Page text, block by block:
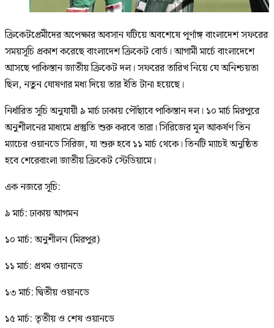
ক্রিকেটপ্রেমীদের অপেক্ষার অবসান ঘটিয়ে অবশেষে পূর্ণাঙ্গ বাংলাদেশ সফরের
সময়সূচি প্রকাশ করেছে বাংলাদেশ ক্রিকেট বোর্ড। আগামী মার্চে বাংলাদেশে
আসছে পাকিস্তান জাতীয় ক্রিকেট দল। সফরের তারিখ নিয়ে যে অনিশ্চয়তা
ছিল, নতুন ঘোষণার মধ্য দিয়ে তার ইতি টানা হয়েছে।
নির্ধারিত সূচি অনুযায়ী ৯ মার্চ ঢাকায় পৌঁছাবে পাকিস্তান দল। ১০ মার্চ মিরপুরে
অনুশীলনের মাধ্যমে প্রস্তুতি শুরু করবে তারা। সিরিজের মূল আকর্ষণ তিন
ম্যাচের ওয়ানডে সিরিজ, যা শুরু হবে ১১ মার্চ থেকে। তিনটি ম্যাচই অনুষ্ঠিত
হবে শেরেবাংলা জাতীয় ক্রিকেট স্টেডিয়ামে।
এক নজরে সূচি:
৯ মার্চ: ঢাকায় আগমন
১০ মার্চ: অনুশীলন (মিরপুর)
১১ মার্চ: প্রথম ওয়ানডে
১৩ মার্চ: দ্বিতীয় ওয়ানডে
১৫ মার্চ: তৃতীয় ও শেষ ওয়ানডে